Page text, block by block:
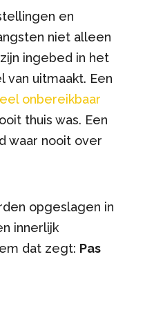
en
niet alleen
ingebed in het
van uitmaakt. Een
onbereikbaar
thuis was. Een
waar nooit over
opgeslagen in
innerlijk
dat zegt: Pas